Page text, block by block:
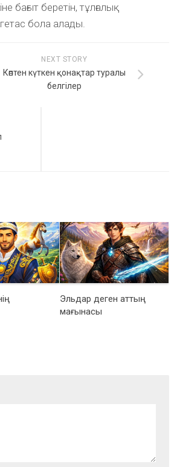
бағыт беретін, тұлғалық
бола алады.
NEXT STORY
Көптен күткен қонақтар туралы
белгілер
Эльдар деген аттың
мағынасы